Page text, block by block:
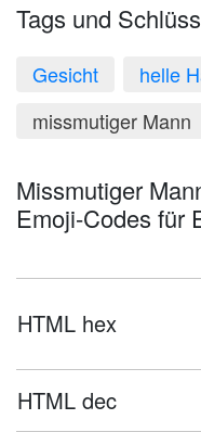
Tags und
Gesicht helle
missmutiger Mann
Missmutiger
Emoji-Codes für
HTML hex
HTML dec